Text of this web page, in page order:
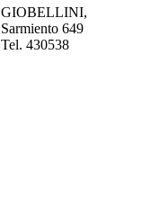
GIOBELLINI,
Sarmiento 649
Tel. 430538